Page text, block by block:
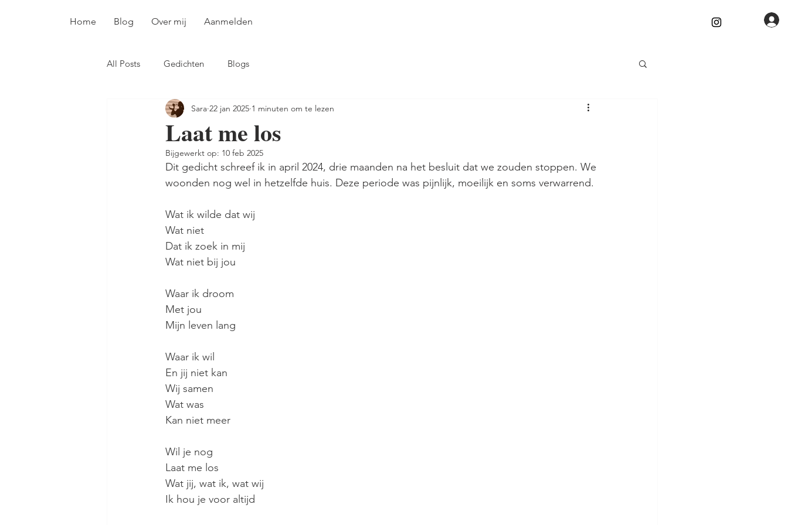
Home Blog Over mij Aanmelden
All Posts Gedichten Blogs
Laat me los
Sara 22 jan 2025 1 minuten om te lezen
Bijgewerkt op: 10 feb 2025
Dit gedicht schreef ik in april 2024, drie maanden na het besluit dat we zouden stoppen. We
woonden nog wel in hetzelfde huis. Deze periode was pijnlijk, moeilijk en soms verwarrend.
Wat ik wilde dat wij
Wat niet
Dat ik zoek in mij
Wat niet bij jou
Waar ik droom
Met jou
Mijn leven lang
Waar ik wil
En jij niet kan
Wij samen
Wat was
Kan niet meer
Wil je nog
Laat me los
Wat jij, wat ik, wat wij
Ik hou je voor altijd